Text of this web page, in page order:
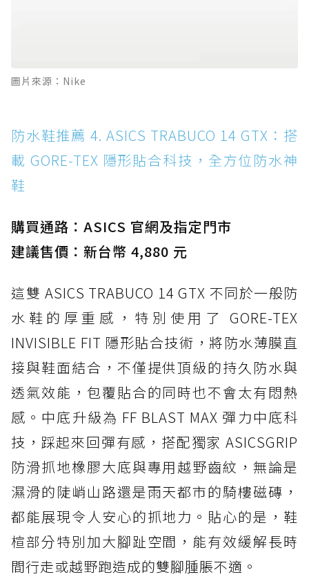
圖片來源：Nike
防水鞋推薦 4. ASICS TRABUCO 14 GTX：搭
載 GORE-TEX 隱形貼合科技，全方位防水神
鞋
購買通路：ASICS 官網及指定門市
建議售價：新台幣 4,880 元
這雙 ASICS TRABUCO 14 GTX 不同於一般防
水鞋的厚重感，特別使用了 GORE-TEX
INVISIBLE FIT 隱形貼合技術，將防水薄膜直
接與鞋面結合，不僅提供頂級的持久防水與
透氣效能，包覆貼合的同時也不會太有悶熱
感。中底升級為 FF BLAST MAX 彈力中底科
技，踩起來回彈有感，搭配獨家 ASICSGRIP
防滑抓地橡膠大底與專用越野齒紋，無論是
濕滑的陡峭山路還是雨天都市的騎樓磁磚，
都能展現令人安心的抓地力。貼心的是，鞋
楦部分特別加大腳趾空間，能有效緩解長時
間行走或越野跑造成的雙腳腫脹不適。